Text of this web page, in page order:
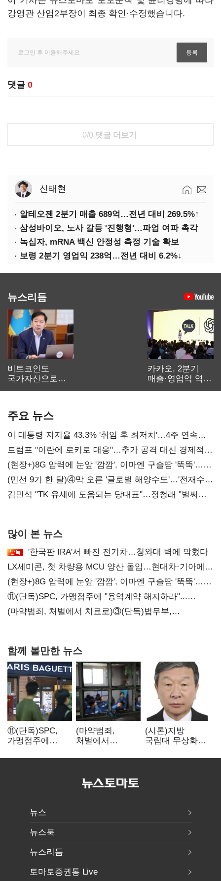
강영관 산업2부장이 최종 확인·수정했습니다.
댓글 0
0/0 댓글 더보기
신태현
알테오젠 2분기 매출 689억…전년 대비 269.5%↑
삼성바이오, 노사 갈등 '진행형'…파업 여파 촉각
녹십자, mRNA 백신 안정성 측정 기술 확보
보령 2분기 영업익 238억…전년 대비 6.2%↓
뉴스리듬
비트코인도
국가자산으로…'
카카오, 2분기
매출·영업익 역대
주요 뉴스
이 대통령 지지율 43.3% '취임 후 최저치'…4주 연속
'하락'
트럼프 "이란에 로키로 대응"…추가 공격 대신 경제적
압박 시사
(현장+)8G 압력에 눈앞 '깜깜', 이마엔 구슬땀 '뚝뚝'…
화려한 에어쇼 뒤 땀방울
(민선 9기 한 달)④막 오른 '글로벌 해양수도'…'전재수
리더십' 시험대
김민석 "TK 유세에 도움되는 당대표"…정청래 "벌써
많이 본 뉴스
'한국판 IRA'서 빠진 전기차…청와대 벽에 막혔다
LX세미콘, 첫 차량용 MCU 양산 돌입…현대차·기아에
공급
(현장+)8G 압력에 눈앞 '깜깜', 이마엔 구슬땀 '뚝뚝'…
화려한 에어쇼 뒤 땀방울
⑪(단독)SPC, 가맹점주에 "용역계약 해지하라"...
내팽개친 '사회적합의'
(마약범죄, 처벌에서 치료로)③(단독)법무부,
함께 볼만한 뉴스
⑪(단독)SPC,
가맹점주에
해지하라"...
(마약범죄,
처벌에서
법무부,
→13곳
확대…'교정청'
(시론)지방
국립대 무상화와
뉴스
뉴스북
뉴스리듬
토마토증권통 Live